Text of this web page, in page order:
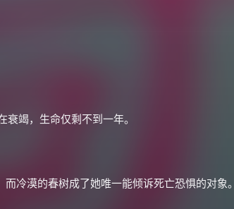
竭，生命仅剩不到一年。
冷漠的春树成了她唯一能倾诉死亡恐惧的对象。